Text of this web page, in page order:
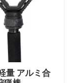
量 アルミ合